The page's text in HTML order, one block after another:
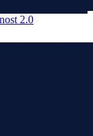
2.0